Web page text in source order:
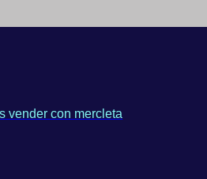
vender con mercleta